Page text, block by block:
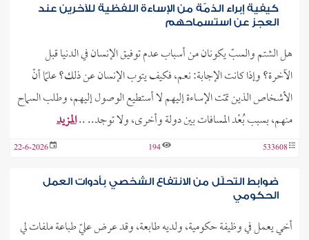
كيفية إبراء الذمّة من الإساءة اللفظية للآخرين عند
العجز عن استسماحهم
هل الشتم والسبّ يكونان من أسباب عدم توفيق الإنسان في الدنيا قبل
الآخرة؟ وإذا كانت الإجابة: نعم، فكيف يتوب الإنسان عن ذلك؟ علمًا أنّ
الأشخاص الذين تمّت الإساءة إليهم لا أستطيع الوصول إليهم، وطلب السماح
منهم، بسبب بُعْد المسافات بين دولة وأخرى، ولا توجد.. ..المزيد
533608
194
22-6-2026
ضوابط التحلّل من الانتفاع الشخصي بأدوات العمل
الحكومي
أخي يعمل في وظيفة حكومية، ولديه طابعة، وقد عرض عليّ طباعة ملفات لي